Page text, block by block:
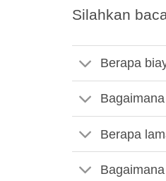
Silahkan
Berapa
Berapa